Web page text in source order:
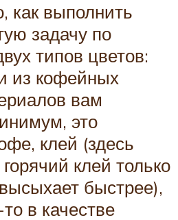
как выполнить
задачу по
типов цветов:
из кофейных
вам
это
клей (здесь
клей только
быстрее),
в качестве